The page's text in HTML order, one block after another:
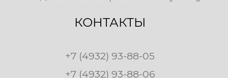
КОНТАКТЫ
+7 (4932) 93-88-05
+7 (4932) 93-88-06